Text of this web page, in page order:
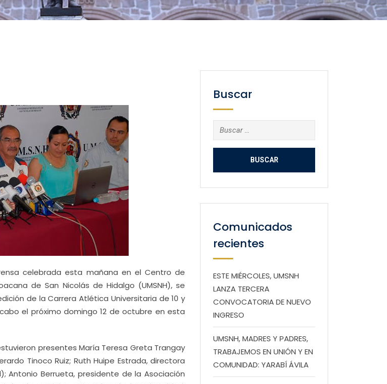
celebrada esta mañana en el Centro de
de San Nicolás de Hidalgo (UMSNH), se
de la Carrera Atlética Universitaria de 10 y
el próximo domingo 12 de octubre en esta
presentes María Teresa Greta Trangay
Tinoco Ruiz; Ruth Huipe Estrada, directora
Antonio Berrueta, presidente de la Asociación
Buscar
Buscar:
Comunicados
recientes
ESTE MIÉRCOLES, UMSNH
LANZA TERCERA
CONVOCATORIA DE NUEVO
INGRESO
UMSNH, MADRES Y PADRES,
TRABAJEMOS EN UNIÓN Y EN
COMUNIDAD: YARABÍ ÁVILA